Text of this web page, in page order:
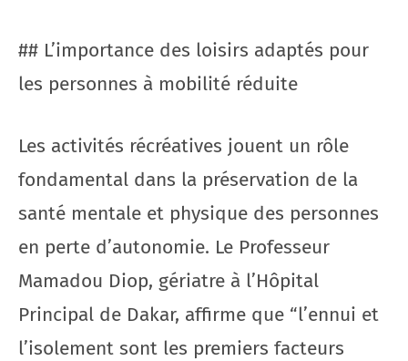
## L’importance des loisirs adaptés pour
les personnes à mobilité réduite
Les activités récréatives jouent un rôle
fondamental dans la préservation de la
santé mentale et physique des personnes
en perte d’autonomie. Le Professeur
Mamadou Diop, gériatre à l’Hôpital
Principal de Dakar, affirme que “l’ennui et
l’isolement sont les premiers facteurs